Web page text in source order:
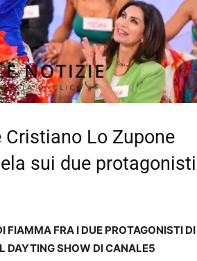
Cristiano Lo Zupone
sui due protagonisti
FIAMMA FRA I DUE PROTAGONISTI DI
DAYTING SHOW DI CANALE5